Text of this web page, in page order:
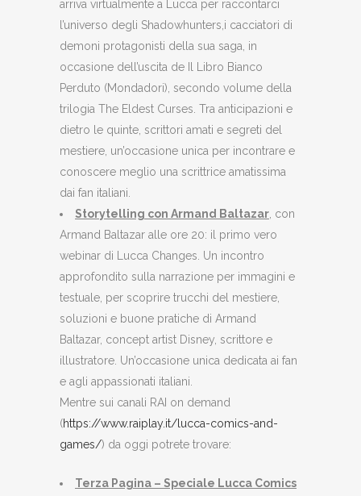
arriva virtualmente a Lucca per raccontarci
l’universo degli Shadowhunters,i cacciatori di
demoni protagonisti della sua saga, in
occasione dell’uscita de Il Libro Bianco
Perduto (Mondadori), secondo volume della
trilogia The Eldest Curses. Tra anticipazioni e
dietro le quinte, scrittori amati e segreti del
mestiere, un’occasione unica per incontrare e
conoscere meglio una scrittrice amatissima
dai fan italiani.
Storytelling con Armand Baltazar , con
Armand Baltazar alle ore 20: il primo vero
webinar di Lucca Changes. Un incontro
approfondito sulla narrazione per immagini e
testuale, per scoprire trucchi del mestiere,
soluzioni e buone pratiche di Armand
Baltazar, concept artist Disney, scrittore e
illustratore. Un’occasione unica dedicata ai fan
e agli appassionati italiani.
Mentre sui canali RAI on demand
(https://www.raiplay.it/lucca-comics-and-
games/) da oggi potrete trovare:
Terza Pagina – Speciale Lucca Comics